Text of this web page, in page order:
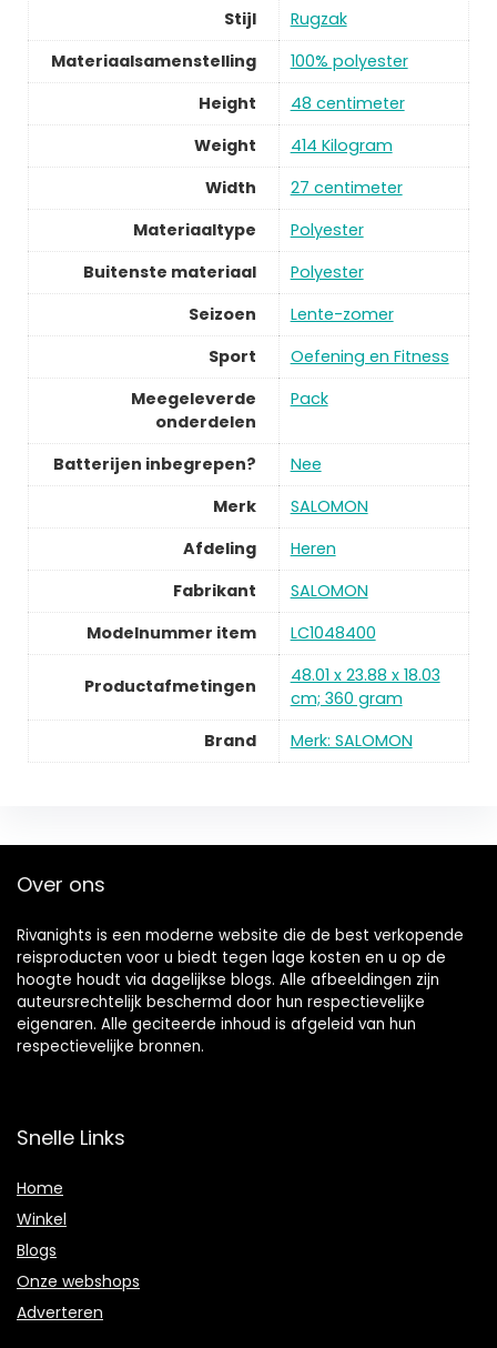
Stijl
Rugzak
Materiaalsamenstelling
100% polyester
Height
48 centimeter
Weight
414 Kilogram
Width
27 centimeter
Materiaaltype
Polyester
Buitenste materiaal
Polyester
Seizoen
Lente-zomer
Sport
Oefening en Fitness
Meegeleverde
onderdelen
Pack
Batterijen inbegrepen?
Nee
Merk
SALOMON
Afdeling
Heren
Fabrikant
SALOMON
Modelnummer item
LC1048400
Productafmetingen
48.01 x 23.88 x 18.03
cm; 360 gram
Brand
Merk: SALOMON
Over ons
Rivanights is een moderne website die de best verkopende
reisproducten voor u biedt tegen lage kosten en u op de
hoogte houdt via dagelijkse blogs. Alle afbeeldingen zijn
auteursrechtelijk beschermd door hun respectievelijke
eigenaren. Alle geciteerde inhoud is afgeleid van hun
respectievelijke bronnen.
Snelle Links
Home
Winkel
Blogs
Onze webshops
Adverteren